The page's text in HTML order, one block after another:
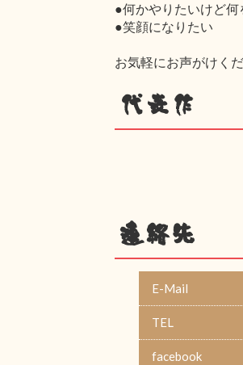
●何かやりたいけど
●笑顔になりたい
お気軽にお声がけく
代表作
連絡先
E-Mail
TEL
facebook